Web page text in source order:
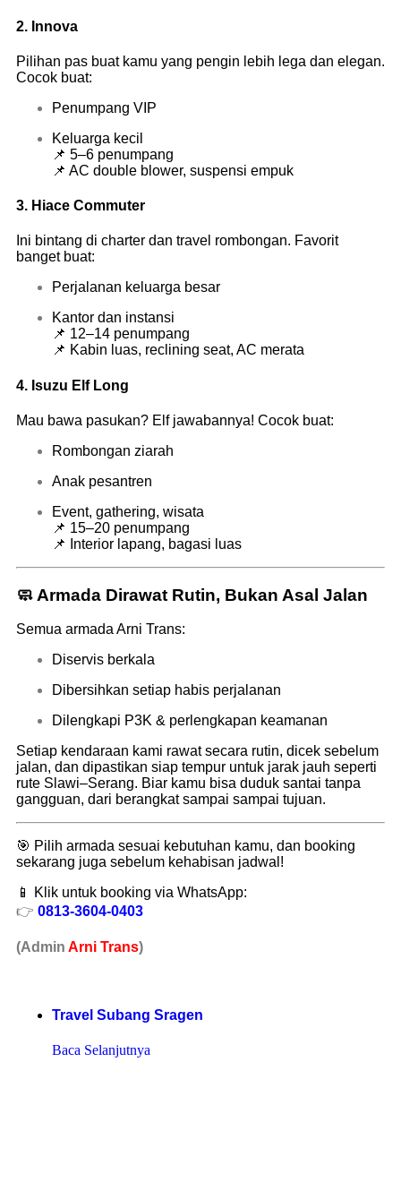
2. Innova
Pilihan pas buat kamu yang pengin lebih lega dan elegan.
Cocok buat:
Penumpang VIP
Keluarga kecil
📌 5–6 penumpang
📌 AC double blower, suspensi empuk
3. Hiace Commuter
Ini bintang di charter dan travel rombongan. Favorit
banget buat:
Perjalanan keluarga besar
Kantor dan instansi
📌 12–14 penumpang
📌 Kabin luas, reclining seat, AC merata
4. Isuzu Elf Long
Mau bawa pasukan? Elf jawabannya! Cocok buat:
Rombongan ziarah
Anak pesantren
Event, gathering, wisata
📌 15–20 penumpang
📌 Interior lapang, bagasi luas
🧼 Armada Dirawat Rutin, Bukan Asal Jalan
Semua armada Arni Trans:
Diservis berkala
Dibersihkan setiap habis perjalanan
Dilengkapi P3K & perlengkapan keamanan
Setiap kendaraan kami rawat secara rutin, dicek sebelum
jalan, dan dipastikan siap tempur untuk jarak jauh seperti
rute Slawi–Serang. Biar kamu bisa duduk santai tanpa
gangguan, dari berangkat sampai sampai tujuan.
🎯 Pilih armada sesuai kebutuhan kamu, dan booking
sekarang juga sebelum kehabisan jadwal!
📱 Klik untuk booking via WhatsApp:
👉 0813-3604-0403
(Admin Arni Trans)
Travel Subang Sragen
Baca Selanjutnya